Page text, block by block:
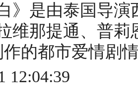
》是由泰国导
维那提通、普
作的都市爱情剧
12:04:39